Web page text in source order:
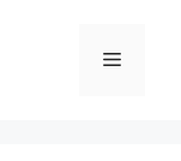
Menu